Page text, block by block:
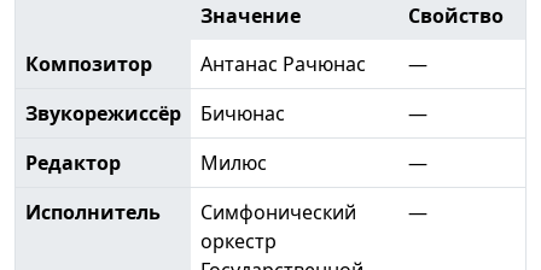
Значение
Свойство
Композитор
Антанас Рачюнас
—
Звукорежиссёр
Бичюнас
—
Редактор
Милюс
—
Исполнитель
Симфонический
оркестр
—